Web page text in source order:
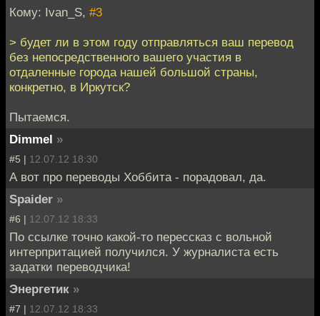
Кому: Ivan_S, #3
> будет ли в этом году отправляться ваш перевод
без непосредственного вашего участия в
отдаленные города нашей большой страны,
конкретно, в Иркутск?
Пытаемся.
Dimmel »
#5 | 12.07.12 18:30
А вот про переводы Хоббита - порадовал, да.
Spaider »
#6 | 12.07.12 18:33
По ссылке точно какой-то перессказ с вольной
интерпритацией получился. У журналиста есть
задатки переводчика!
Энергетик »
#7 | 12.07.12 18:33